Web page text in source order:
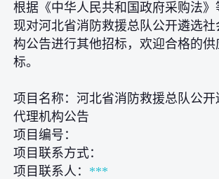
根据《中华人民共和国政府采购法》
现对河北省消防救援总队公开遴选
构公告进行其他招标，欢迎合格的供
标。
项目名称：河北省消防救援总队公
代理机构公告
项目编号：
项目联系方式：
项目联系人： ***